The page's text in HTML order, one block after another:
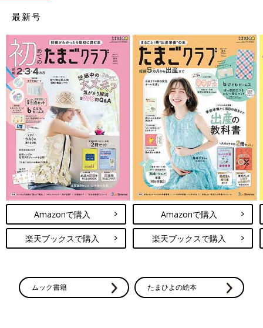
最新号
Amazonで購入
楽天ブックスで購入
Amazonで購入
楽天ブックスで購入
ムック書籍 たまひよの絵本